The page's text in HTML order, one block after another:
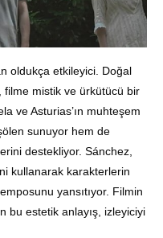
oldukça etkileyici. Doğal
filme mistik ve ürkütücü bir
ve Asturias’ın muhteşem
sunuyor hem de
destekliyor. Sánchez,
kullanarak karakterlerin
yansıtıyor. Filmin
bu estetik anlayış, izleyiciyi